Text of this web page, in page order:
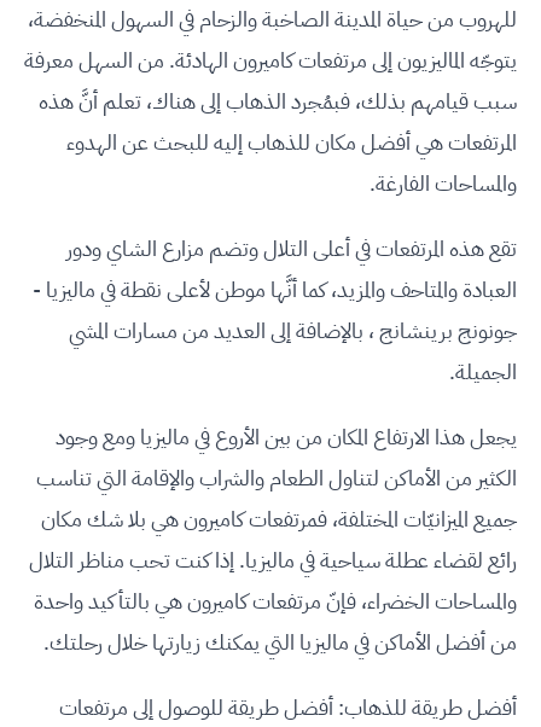
للهروب من حياة المدينة الصاخبة والزحام في السهول المنخفضة،
يتوجّه الماليزيون إلى مرتفعات كاميرون الهادئة. من السهل معرفة
سبب قيامهم بذلك، فبمُجرد الذهاب إلى هناك، تعلم أنَّ هذه
المرتفعات هي أفضل مكان للذهاب إليه للبحث عن الهدوء
والمساحات الفارغة.
تقع هذه المرتفعات في أعلى التلال وتضم مزارع الشاي ودور
العبادة والمتاحف والمزيد، كما أنَّها موطن لأعلى نقطة في ماليزيا -
جونونج برينشانج ، بالإضافة إلى العديد من مسارات المشي
الجميلة.
يجعل هذا الارتفاع المكان من بين الأروع في ماليزيا ومع وجود
الكثير من الأماكن لتناول الطعام والشراب والإقامة التي تناسب
جميع الميزانيّات المختلفة، فمرتفعات كاميرون هي بلا شك مكان
رائع لقضاء عطلة سياحية في ماليزيا. إذا كنت تحب مناظر التلال
والمساحات الخضراء، فإنّ مرتفعات كاميرون هي بالتأكيد واحدة
من أفضل الأماكن في ماليزيا التي يمكنك زيارتها خلال رحلتك.
أفضل طريقة للذهاب: أفضل طريقة للوصول إلى مرتفعات